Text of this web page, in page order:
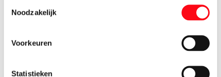
Noodzakelijk
Voorkeuren
Statistieken
Kaas Tapanade
125 gram
100 gram